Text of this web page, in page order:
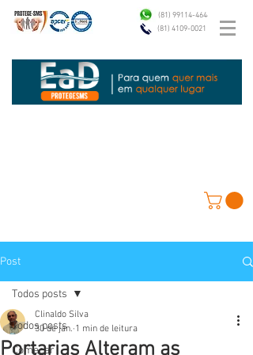
(81) 4109-0021
(81) 99114-4646
Post
Todos posts
Começar
Todos posts
Clinaldo Silva
30 de jan. 1 min de leitura